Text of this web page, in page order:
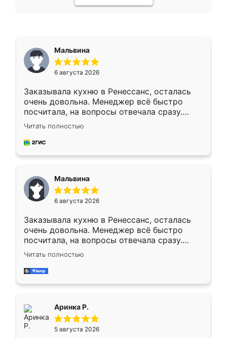
Мальвина
6 августа 2026
Заказывала кухню в Ренессанс, осталась
очень довольна. Менеджер всё быстро
посчитала, на вопросы отвечала сразу.
Замерщик приехал в субботу, подошёл к
делу со всей ответственностью. Собрали
за день, ребята работали аккуратно, даже
Читать полностью
Мальвина
6 августа 2026
Заказывала кухню в Ренессанс, осталась
очень довольна. Менеджер всё быстро
посчитала, на вопросы отвечала сразу.
Замерщик приехал в субботу, подошёл к
делу со всей ответственностью. Собрали
за день, ребята работали аккуратно, даже
Читать полностью
Аринка Р.
5 августа 2026